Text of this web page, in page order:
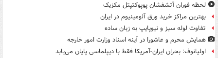
لحظه فوران آتشفشان پوپوکتپتل مکزیک
بهترین مراکز خرید ورق آلومینیوم در ایران
تفاوت لوله سبز و نیوپایپ به زبان ساده
همایش محرم و عاشورا در آینه اسناد وزارت امور خارجه
اولیانوف: بحران ایران-آمریکا فقط با دیپلماسی پایان می‌یابد